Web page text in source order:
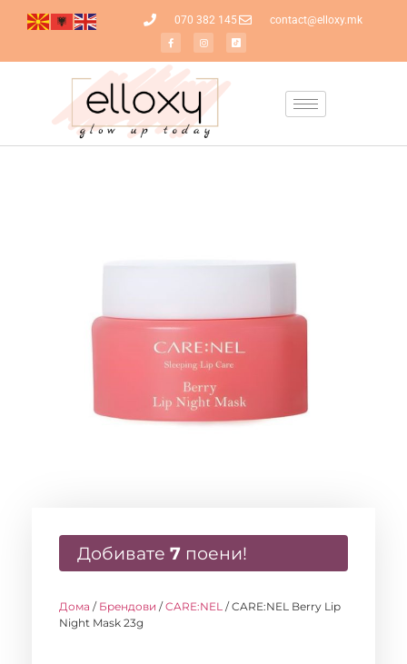
070 382 145 contact@elloxy.mk
Добивате 7 поени!
Дома / Брендови /CARE:NEL / CARE:NEL Berry Lip
Night Mask 23g